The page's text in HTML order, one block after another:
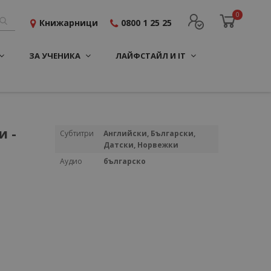
0
Книжарници 0800 1 25 25
ЗА УЧЕНИКА ЛАЙФСТАЙЛ И IT
-
Повече
Субтитри
Английски, Български,
Датски, Норвежки
Аудио
българско